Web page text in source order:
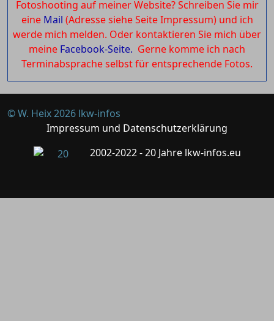
Fotoshooting auf meiner Website? Schreiben Sie mir
eine Mail (Adresse siehe Seite Impressum) und ich
werde mich melden. Oder kontaktieren Sie mich über
meine Facebook-Seite. Gerne komme ich nach
Terminabsprache selbst für entsprechende Fotos.
© W. Heix 2026 lkw-infos
Impressum und Datenschutzerklärung
2002-2022 - 20 Jahre lkw-infos.eu